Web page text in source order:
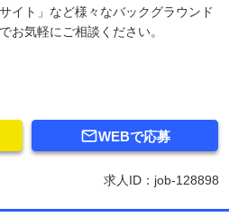
イト」など様々なバックグラウンド
お気軽にご相談ください。
WEBで応募
求人ID：job-128898